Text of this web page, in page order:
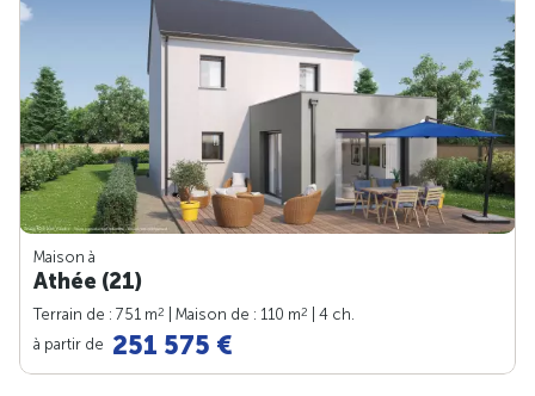
Maison à
Athée (21)
Terrain de : 751 m2 | Maison de : 110 m2
| 4 ch.
à partir de 251 575 €